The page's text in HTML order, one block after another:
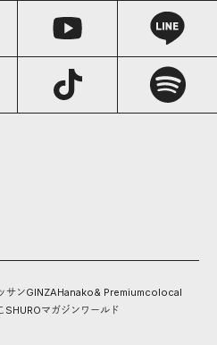
サンGINZAHanako& Premiumcolocal
SHUROマガジンワールド